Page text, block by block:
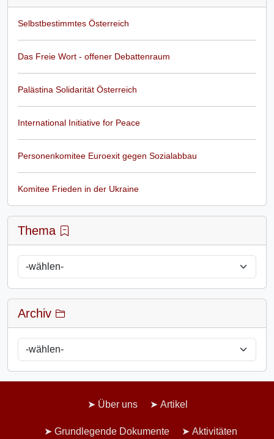
Selbstbestimmtes Österreich
Das Freie Wort - offener Debattenraum
Palästina Solidarität Österreich
International Initiative for Peace
Personenkomitee Euroexit gegen Sozialabbau
Komitee Frieden in der Ukraine
Thema
Archiv
Über uns Artikel
Grundlegende Dokumente Aktivitäten